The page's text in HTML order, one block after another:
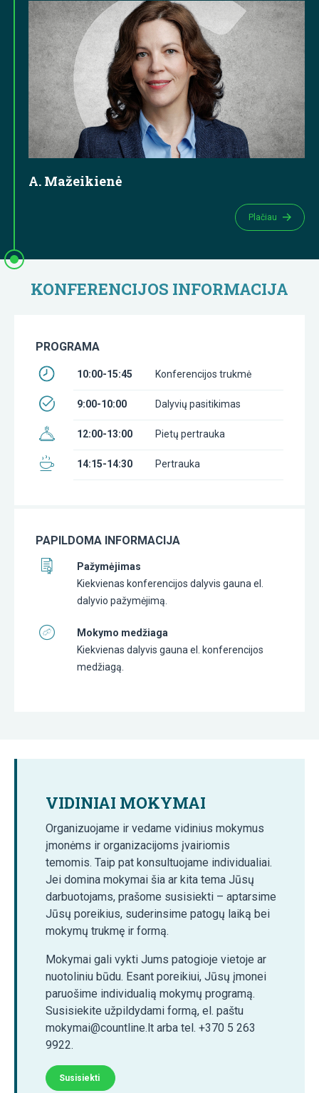
A. Mažeikienė
Plačiau
KONFERENCIJOS INFORMACIJA
PROGRAMA
10:00-15:45 Konferencijos trukmė
9:00-10:00 Dalyvių pasitikimas
12:00-13:00 Pietų pertrauka
14:15-14:30 Pertrauka
PAPILDOMA INFORMACIJA
Pažymėjimas
Kiekvienas konferencijos dalyvis gauna el.
dalyvio pažymėjimą.
Mokymo medžiaga
Kiekvienas dalyvis gauna el. konferencijos
medžiagą.
VIDINIAI MOKYMAI
Organizuojame ir vedame vidinius mokymus
įmonėms ir organizacijoms įvairiomis
temomis. Taip pat konsultuojame individualiai.
Jei domina mokymai šia ar kita tema Jūsų
darbuotojams, prašome susisiekti – aptarsime
Jūsų poreikius, suderinsime patogų laiką bei
mokymų trukmę ir formą.
Mokymai gali vykti Jums patogioje vietoje ar
nuotoliniu būdu. Esant poreikiui, Jūsų įmonei
paruošime individualią mokymų programą.
Susisiekite užpildydami formą, el. paštu
mokymai@countline.lt arba tel. +370 5 263
9922.
Susisiekti